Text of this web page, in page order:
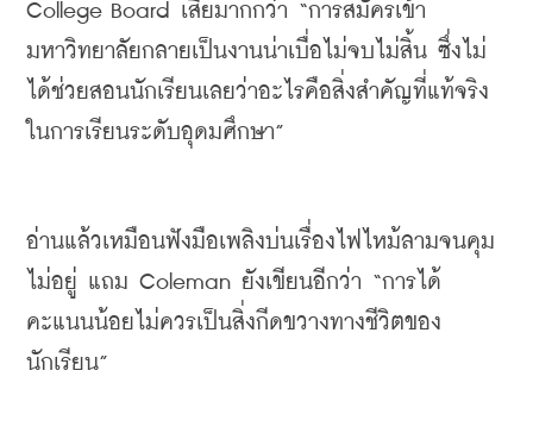
College Board เสียมากกว่า “การสมัครเข้า
มหาวิทยาลัยกลายเป็นงานน่าเบื่อไม่จบไม่สิ้น ซึ่งไม่
ได้ช่วยสอนนักเรียนเลยว่าอะไรคือสิ่งสำคัญที่แท้จริง
ในการเรียนระดับอุดมศึกษา”
อ่านแล้วเหมือนฟังมือเพลิงบ่นเรื่องไฟไหม้ลามจนคุม
ไม่อยู่ แถม Coleman ยังเขียนอีกว่า “การได้
คะแนนน้อยไม่ควรเป็นสิ่งกีดขวางทางชีวิตของ
นักเรียน”